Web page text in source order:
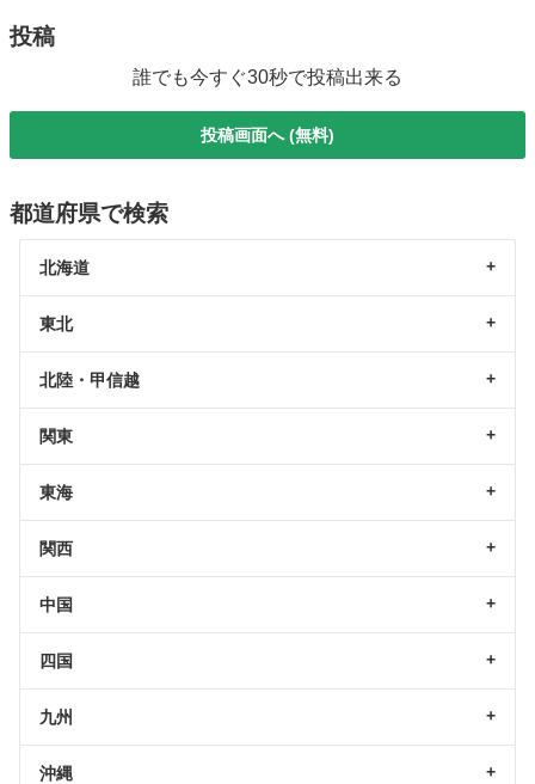
投稿
誰でも今すぐ30秒で投稿出来る
投稿画面へ (無料)
都道府県で検索
北海道
東北
北陸・甲信越
関東
東海
関西
中国
四国
九州
沖縄